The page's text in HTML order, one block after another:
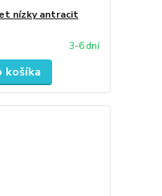
nízky antracit
3-6 dní
košíka